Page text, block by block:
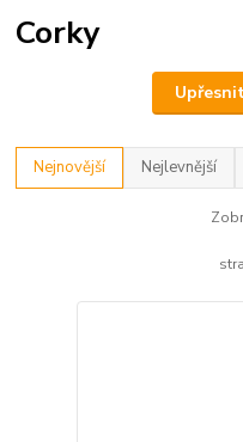
Corky
Nejnovější Nejlevnější